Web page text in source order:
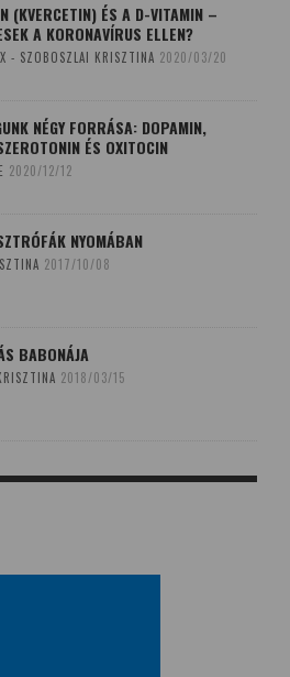
(KVERCETIN) ÉS A D-VITAMIN –
A KORONAVÍRUS ELLEN?
- SZOBOSZLAI KRISZTINA 2020/03/20
NÉGY FORRÁSA: DOPAMIN,
ÉS OXITOCIN
2020/12/12
NYOMÁBAN
2017/10/08
BABONÁJA
2018/03/15